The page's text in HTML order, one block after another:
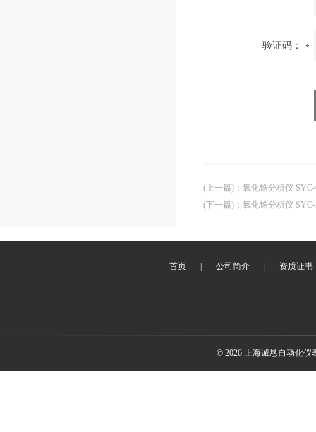
验证码：
(上一篇) ： 氧化锆分析仪
(下一篇) ： 氧化锆分析仪
首页 公司简介 资质证书
© 2026 上海诚恳自动化仪